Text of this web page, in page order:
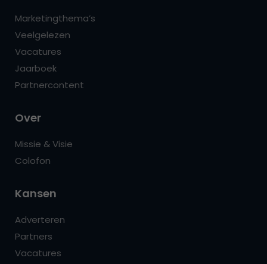
Marketingthema’s
Veelgelezen
Vacatures
Jaarboek
Partnercontent
Over
Missie & Visie
Colofon
Kansen
Adverteren
Partners
Vacatures